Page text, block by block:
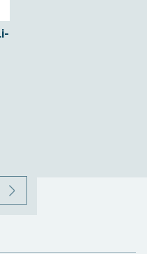
VOLGENDE